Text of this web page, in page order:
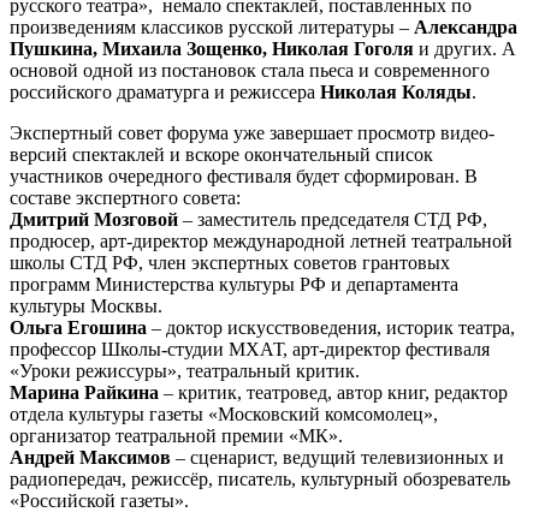
русского театра», немало спектаклей, поставленных по
произведениям классиков русской литературы – Александра
Пушкина, Михаила Зощенко, Николая Гоголя и других. А
основой одной из постановок стала пьеса и современного
российского драматурга и режиссера Николая Коляды.
Экспертный совет форума уже завершает просмотр видео-
версий спектаклей и вскоре окончательный список
участников очередного фестиваля будет сформирован. В
составе экспертного совета:
Дмитрий Мозговой – заместитель председателя СТД РФ,
продюсер, арт-директор международной летней театральной
школы СТД РФ, член экспертных советов грантовых
программ Министерства культуры РФ и департамента
культуры Москвы.
Ольга Егошина – доктор искусствоведения, историк театра,
профессор Школы-студии МХАТ, арт-директор фестиваля
«Уроки режиссуры», театральный критик.
Марина Райкина – критик, театровед, автор книг, редактор
отдела культуры газеты «Московский комсомолец»,
организатор театральной премии «МК».
Андрей Максимов – сценарист, ведущий телевизионных и
радиопередач, режиссёр, писатель, культурный обозреватель
«Российской газеты».